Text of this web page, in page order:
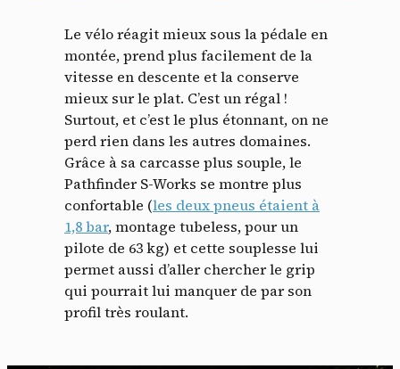
Le vélo réagit mieux sous la pédale en
montée, prend plus facilement de la
vitesse en descente et la conserve
mieux sur le plat. C’est un régal !
Surtout, et c’est le plus étonnant, on ne
perd rien dans les autres domaines.
Grâce à sa carcasse plus souple, le
Pathfinder S-Works se montre plus
confortable (les deux pneus étaient à
1,8 bar, montage tubeless, pour un
pilote de 63 kg) et cette souplesse lui
permet aussi d’aller chercher le grip
qui pourrait lui manquer de par son
profil très roulant.